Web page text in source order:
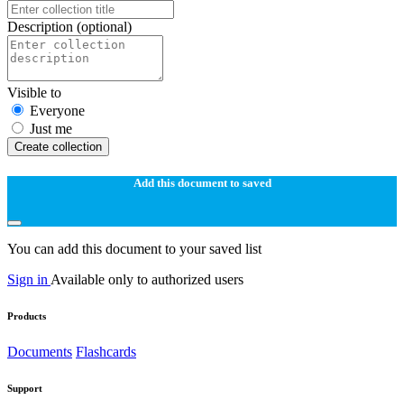
Description (optional)
Visible to
Everyone
Just me
Create collection
Add this document to saved
You can add this document to your saved list
Sign in Available only to authorized users
Products
Documents Flashcards
Support